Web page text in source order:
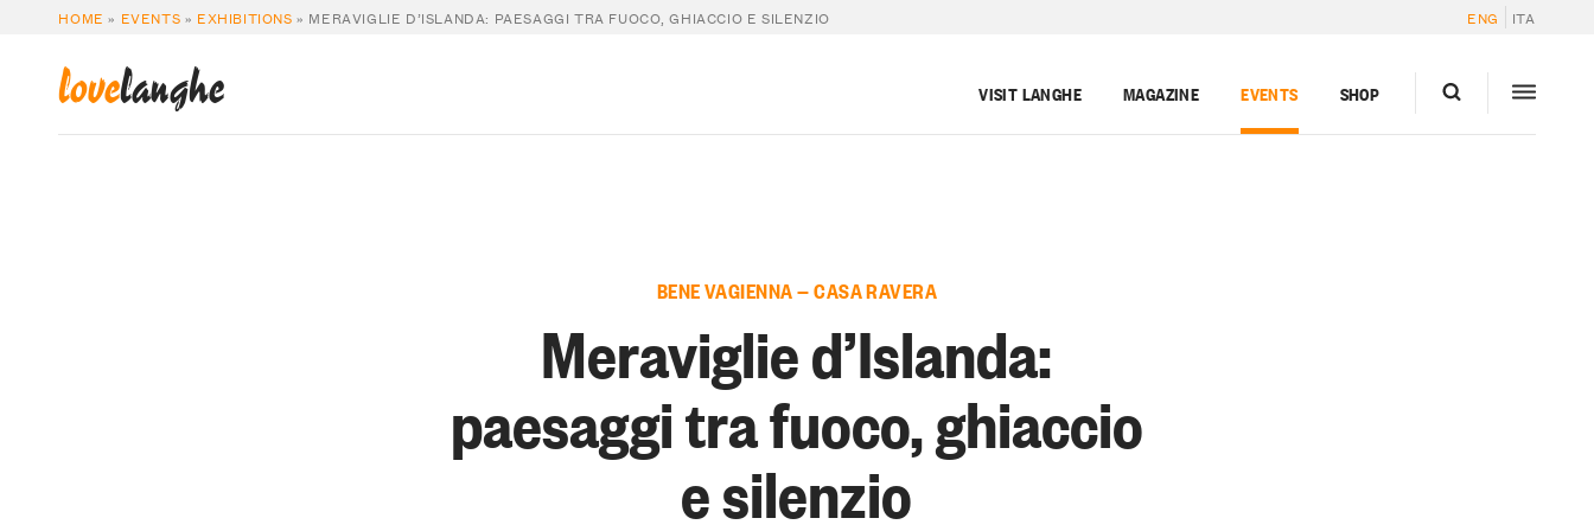
HOME » EVENTS » EXHIBITIONS » MERAVIGLIE D’ISLANDA: PAESAGGI TRA FUOCO, GHIACCIO E SILENZIO ENG ITA
lovelanghe VISIT LANGHE MAGAZINE EVENTS SHOP
BENE VAGIENNA — CASA RAVERA
Meraviglie d’Islanda:
paesaggi tra fuoco, ghiaccio
e silenzio